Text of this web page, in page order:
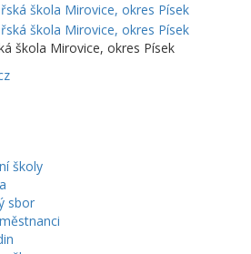
škola Mirovice, okres Písek
školy
sbor